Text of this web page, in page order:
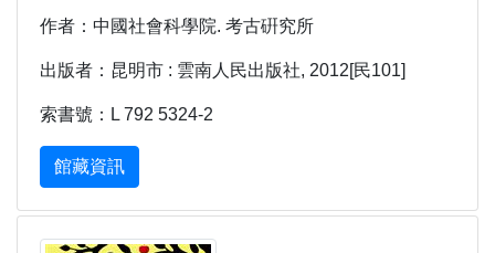
作者：中國社會科學院. 考古硏究所
出版者：昆明市 : 雲南人民出版社, 2012[民101]
索書號：L 792 5324-2
館藏資訊